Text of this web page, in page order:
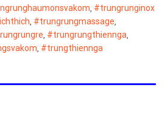
#trungrunginox
#trungrungmassage
#trungrungthiennga
#trungthiennga